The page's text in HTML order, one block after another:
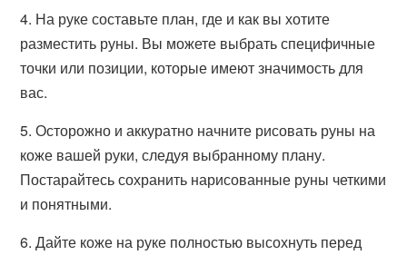
4. На руке составьте план, где и как вы хотите
разместить руны. Вы можете выбрать специфичные
точки или позиции, которые имеют значимость для
вас.
5. Осторожно и аккуратно начните рисовать руны на
коже вашей руки, следуя выбранному плану.
Постарайтесь сохранить нарисованные руны четкими
и понятными.
6. Дайте коже на руке полностью высохнуть перед